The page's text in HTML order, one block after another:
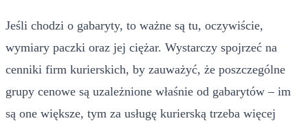
Jeśli chodzi o gabaryty, to ważne są tu, oczywiście,
wymiary paczki oraz jej ciężar. Wystarczy spojrzeć na
cenniki firm kurierskich, by zauważyć, że poszczególne
grupy cenowe są uzależnione właśnie od gabarytów – im
są one większe, tym za usługę kurierską trzeba więcej